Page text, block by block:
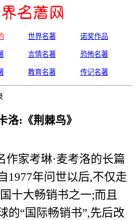
世界名著 诺奖作品
言情名著 恐怖名著
教育名著 传记名著
洛:《荆棘鸟》
家考琳·麦考洛的长篇
1977年问世以后,不仅走
十大畅销书之一;而且
的“国际畅销书”,先后改